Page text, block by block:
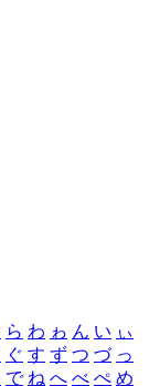
ら わ ゎ ん い ぃ
ぐ す ず つ づ っ
で ね へ べ ぺ め